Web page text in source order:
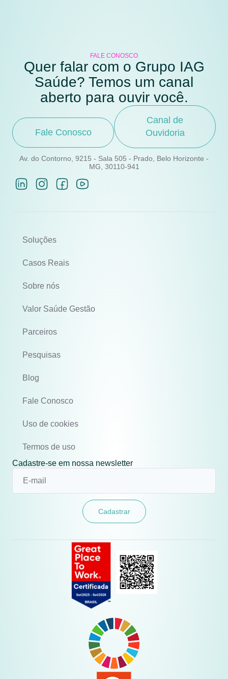
FALE CONOSCO
Quer falar com o Grupo IAG
Saúde? Temos um canal
aberto para ouvir você.
Fale Conosco
Canal de
Ouvidoria
Av. do Contorno, 9215 - Sala 505 - Prado, Belo Horizonte -
MG, 30110-941
Soluções
Casos Reais
Sobre nós
Valor Saúde Gestão
Parceiros
Pesquisas
Blog
Fale Conosco
Uso de cookies
Termos de uso
Cadastre-se em nossa newsletter
Cadastrar